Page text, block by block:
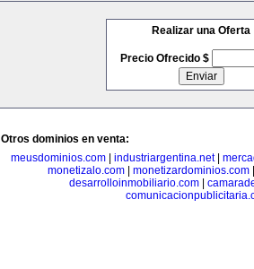
Realizar una Oferta
Precio Ofrecido $
Otros dominios en venta:
meusdominios.com| industriargentina.net|
monetizalo.com| monetizardominios.com
desarrolloinmobiliario.com